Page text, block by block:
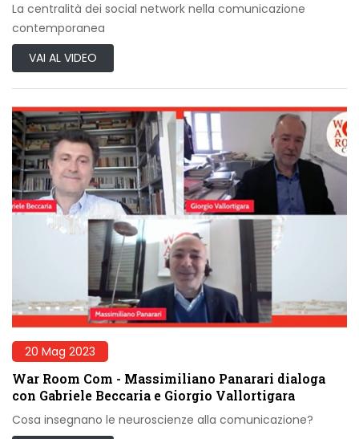
La centralità dei social network nella comunicazione
contemporanea
VAI AL VIDEO
20 Mag 2023
War Room Com - Massimiliano Panarari dialoga
con Gabriele Beccaria e Giorgio Vallortigara
Cosa insegnano le neuroscienze alla comunicazione?